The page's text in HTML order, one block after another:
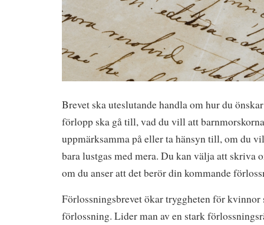
Brevet ska uteslutande handla om hur du
förlopp ska gå till, vad du vill att
uppmärksamma på eller ta hänsyn till, om du
bara lustgas med mera. Du kan välja att skriva
om du anser att det berör din kommande
Förlossningsbrevet ökar tryggheten för kvinnor
förlossning. Lider man av en stark